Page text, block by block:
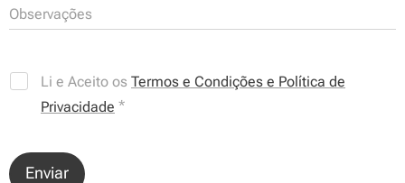
Observações
Li e Aceito os Termos e Condições e Política de
Privacidade
Enviar